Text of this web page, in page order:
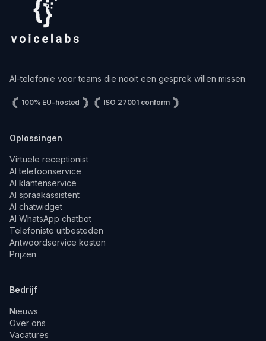
AI-telefonie voor teams die nooit een gesprek willen missen.
100% EU-hosted ISO 27001 conform
Oplossingen
Virtuele receptionist
AI telefoonservice
AI klantenservice
AI spraakassistent
AI chatwidget
AI WhatsApp chatbot
Telefoniste uitbesteden
Antwoordservice kosten
Prijzen
Bedrijf
Nieuws
Over ons
Vacatures